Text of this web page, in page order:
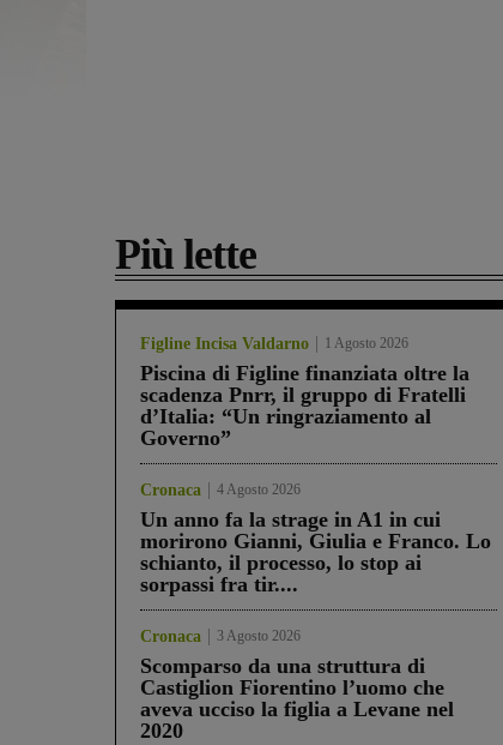
Più lette
Figline Incisa Valdarno 1 Agosto 2026
Piscina di Figline finanziata oltre la
scadenza Pnrr, il gruppo di Fratelli
d’Italia: “Un ringraziamento al
Governo”
Cronaca 4 Agosto 2026
Un anno fa la strage in A1 in cui
morirono Gianni, Giulia e Franco. Lo
schianto, il processo, lo stop ai
sorpassi fra tir....
Cronaca 3 Agosto 2026
Scomparso da una struttura di
Castiglion Fiorentino l’uomo che
aveva ucciso la figlia a Levane nel
2020